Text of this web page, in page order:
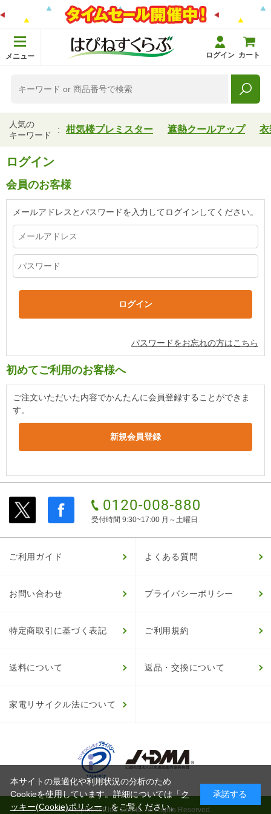
メニュー ログイン カート
人気の
キーワード
柑気楼プレミスター 遮熱クールアップ 衣
ログイン
会員のお客様
メールアドレスとパスワードを入力してログインしてください。
パスワードをお忘れの方はこちら
初めてご利用のお客様へ
ご注文いただいた内容でかんたんに会員登録することができま
す。
受付時間 9:30~17:00 月～土曜日
ご利用ガイド よくある質問
お問い合わせ プライバシーポリシー
特定商取引に基づく表記 ご利用規約
送料について 返品・交換について
家電リサイクル法について
© HappinessClub Co.Ltd. All Rights Reserved.
本サイトの最適化や利用状況の分析のため
Cookieを使用しています。詳細については「ク
ッキー(Cookie)ポリシー」をご覧ください。
承諾する